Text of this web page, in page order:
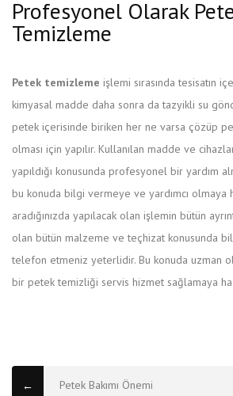
Profesyonel Olarak
Temizleme
Petek temizleme işlemi sırasında tesisatın
kimyasal madde daha sonra da tazyikli su
petek içerisinde biriken her ne varsa çözüp
olması için yapılır. Kullanılan madde ve
yapıldığı konusunda profesyonel bir yardım
bu konuda bilgi vermeye ve yardımcı olmaya
aradığınızda yapılacak olan işlemin bütün
olan bütün malzeme ve teçhizat konusunda
telefon etmeniz yeterlidir. Bu konuda uzman
bir petek temizliği servis hizmet sağlamaya
← Petek Bakımı Önemi